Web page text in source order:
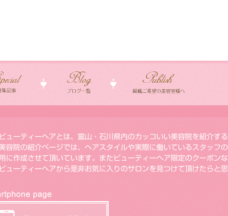
ビューティーヘアとは、富山・石川県内のカッコいい美容院を紹介す
容院の紹介ページでは、ヘアスタイルや実際に働いているスタッフ
用に作成させて頂いています。またビューティーヘア限定のクーポン
ビューティーヘアから是非お気に入りのサロンを見つけて頂けたらと思